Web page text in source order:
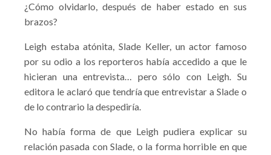
¿Cómo olvidarlo, después de haber estado en sus
brazos?
Leigh estaba atónita, Slade Keller, un actor famoso
por su odio a los reporteros había accedido a que le
hicieran una entrevista… pero sólo con Leigh. Su
editora le aclaró que tendría que entrevistar a Slade o
de lo contrario la despediría.
No había forma de que Leigh pudiera explicar su
relación pasada con Slade, o la forma horrible en que